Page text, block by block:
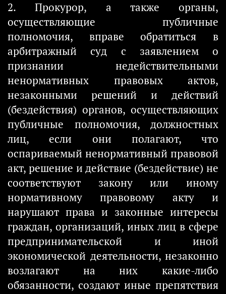
2. Прокурор, а также органы,
осуществляющие публичные
полномочия, вправе обратиться в
арбитражный суд с заявлением о
признании недействительными
ненормативных правовых актов,
незаконными решений и действий
(бездействия) органов, осуществляющих
публичные полномочия, должностных
лиц, если они полагают, что
оспариваемый ненормативный правовой
акт, решение и действие (бездействие) не
соответствуют закону или иному
нормативному правовому акту и
нарушают права и законные интересы
граждан, организаций, иных лиц в сфере
предпринимательской и иной
экономической деятельности, незаконно
возлагают на них какие-либо
обязанности, создают иные препятствия